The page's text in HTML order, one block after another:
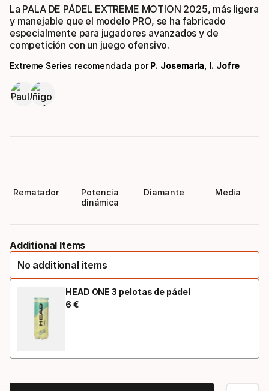
La PALA DE PÁDEL EXTREME MOTION 2025, más ligera
y manejable que el modelo PRO, se ha fabricado
especialmente para jugadores avanzados y de
competición con un juego ofensivo.
Extreme Series recomendada porP. Josemaría I. Jofre
Rematador
Potencia
dinámica
Diamante Media
Additional Items
No additional items
HEAD ONE 3 pelotas de pádel
6 €
Precio final